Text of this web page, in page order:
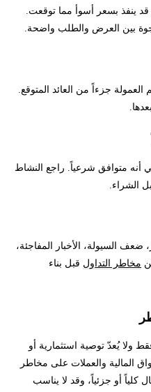
قد ينفذ بسعر أسوأ مما توقعت.
بين العرض والطلب واضحة.
جزءاً من العائد المتوقع.
أنه متوافق شرعياً. راجع النشاط
الشراء.
السيولة، الأخبار المفاجئة،
مخاطر التداول قبل بناء
ولا يُعدّ توصية استثمارية أو
المالية والعملات على مخاطر
أو جزئياً، وقد لا يناسب